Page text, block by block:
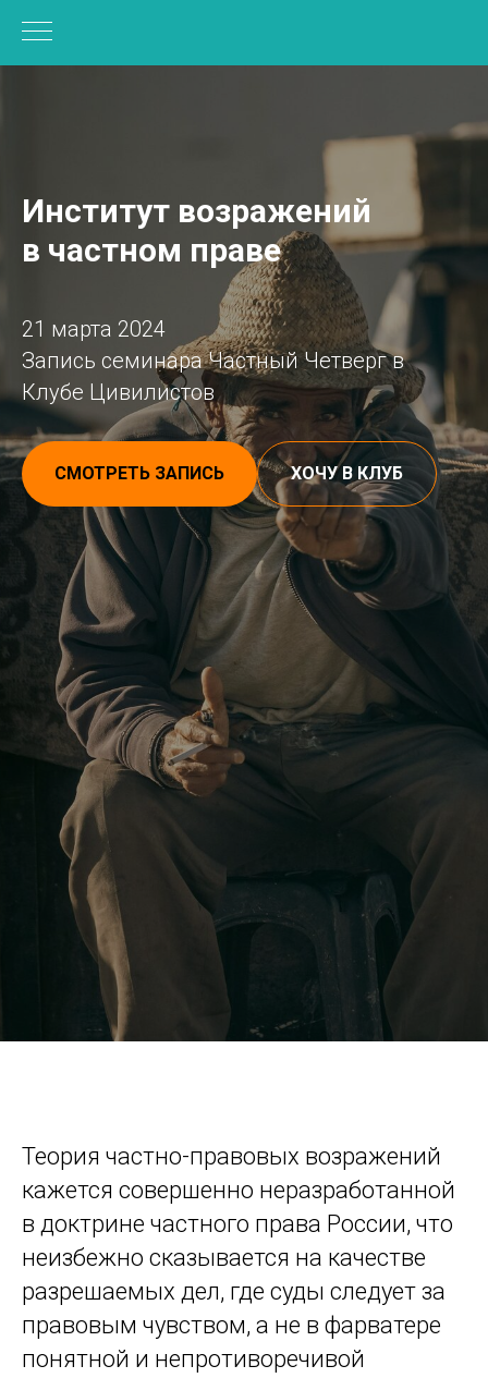
Институт возражений
в частном праве
21 марта 2024
Запись семинара Частный Четверг в
Клубе Цивилистов
СМОТРЕТЬ ЗАПИСЬ ХОЧУ В КЛУБ
Теория частно-правовых возражений
кажется совершенно неразработанной
в доктрине частного права России, что
неизбежно сказывается на качестве
разрешаемых дел, где суды следует за
правовым чувством, а не в фарватере
понятной и непротиворечивой